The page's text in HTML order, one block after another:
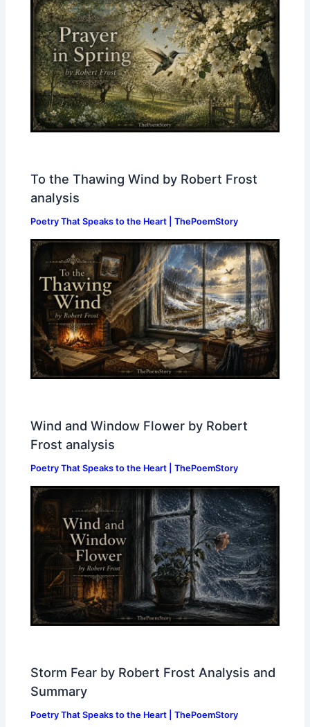
To the Thawing Wind by Robert Frost
analysis
Poetry That Speaks to the Heart | ThePoemStory
Wind and Window Flower by Robert
Frost analysis
Poetry That Speaks to the Heart | ThePoemStory
Storm Fear by Robert Frost Analysis and
Summary
Poetry That Speaks to the Heart | ThePoemStory